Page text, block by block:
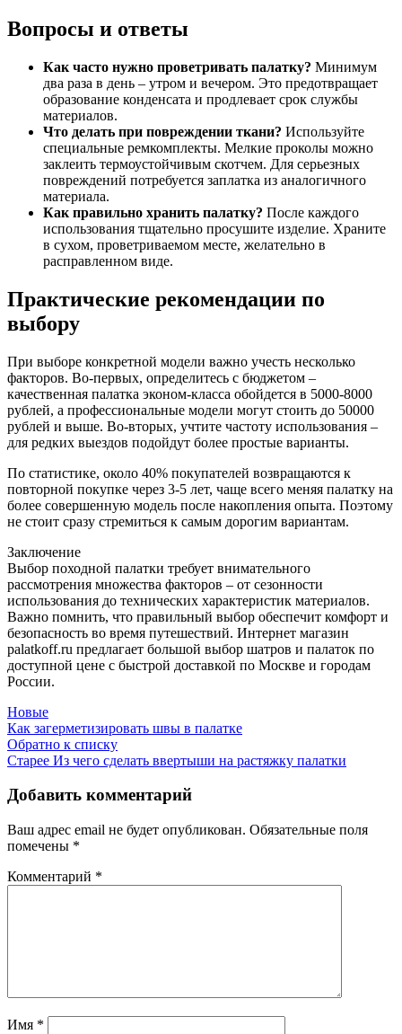
Вопросы и ответы
Как часто нужно проветривать палатку? Минимум
два раза в день – утром и вечером. Это предотвращает
образование конденсата и продлевает срок службы
материалов.
Что делать при повреждении ткани? Используйте
специальные ремкомплекты. Мелкие проколы можно
заклеить термоустойчивым скотчем. Для серьезных
повреждений потребуется заплатка из аналогичного
материала.
Как правильно хранить палатку? После каждого
использования тщательно просушите изделие. Храните
в сухом, проветриваемом месте, желательно в
расправленном виде.
Практические рекомендации по
выбору
При выборе конкретной модели важно учесть несколько
факторов. Во-первых, определитесь с бюджетом –
качественная палатка эконом-класса обойдется в 5000-8000
рублей, а профессиональные модели могут стоить до 50000
рублей и выше. Во-вторых, учтите частоту использования –
для редких выездов подойдут более простые варианты.
По статистике, около 40% покупателей возвращаются к
повторной покупке через 3-5 лет, чаще всего меняя палатку на
более совершенную модель после накопления опыта. Поэтому
не стоит сразу стремиться к самым дорогим вариантам.
Заключение
Выбор походной палатки требует внимательного
рассмотрения множества факторов – от сезонности
использования до технических характеристик материалов.
Важно помнить, что правильный выбор обеспечит комфорт и
безопасность во время путешествий. Интернет магазин
palatkoff.ru предлагает большой выбор шатров и палаток по
доступной цене с быстрой доставкой по Москве и городам
России.
Новые
Как загерметизировать швы в палатке
Обратно к списку
Старее Из чего сделать ввертыши на растяжку палатки
Добавить комментарий
Ваш адрес email не будет опубликован. Обязательные поля
помечены *
Комментарий *
Имя *